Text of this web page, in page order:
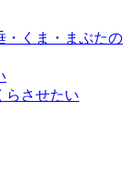
・くま・まぶたの
らさせたい